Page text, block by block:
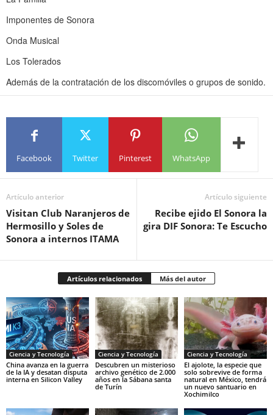
Imponentes de Sonora
Onda Musical
Los Tolerados
Además de la contratación de los discomóviles o grupos de sonido.
Facebook Twitter Pinterest WhatsApp
Artículo anterior
Visitan Club Naranjeros de
Hermosillo y Soles de
Sonora a internos ITAMA
Artículo siguiente
Recibe ejido El Sonora la
gira DIF Sonora: Te Escucho
Artículos relacionados Más del autor
Ciencia y Tecnología
China avanza en la guerra
de la IA y desatan disputa
interna en Silicon Valley
Ciencia y Tecnología
Descubren un misterioso
archivo genético de 2.000
años en la Sábana santa
de Turín
Ciencia y Tecnología
El ajolote, la especie que
solo sobrevive de forma
natural en México, tendrá
un nuevo santuario en
Xochimilco